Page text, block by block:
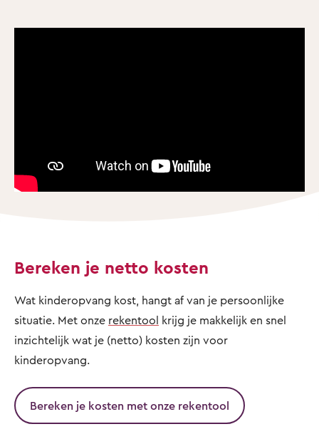
Bereken je netto kosten
Wat kinderopvang kost, hangt af van je persoonlijke
situatie. Met onze rekentool krijg je makkelijk en snel
inzichtelijk wat je (netto) kosten zijn voor
kinderopvang.
Bereken je kosten met onze rekentool